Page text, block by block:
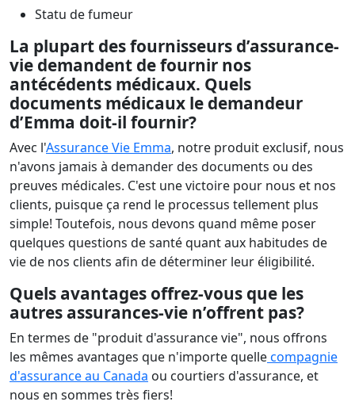
Statu de fumeur
La plupart des fournisseurs d’assurance-
vie demandent de fournir nos
antécédents médicaux. Quels
documents médicaux le demandeur
d’Emma doit-il fournir?
Avec l'Assurance Vie Emma, notre produit exclusif, nous
n'avons jamais à demander des documents ou des
preuves médicales. C'est une victoire pour nous et nos
clients, puisque ça rend le processus tellement plus
simple! Toutefois, nous devons quand même poser
quelques questions de santé quant aux habitudes de
vie de nos clients afin de déterminer leur éligibilité.
Quels avantages offrez-vous que les
autres assurances-vie n’offrent pas?
En termes de "produit d'assurance vie", nous offrons
les mêmes avantages que n'importe quellecompagnie
d'assurance au Canada ou courtiers d'assurance, et
nous en sommes très fiers!